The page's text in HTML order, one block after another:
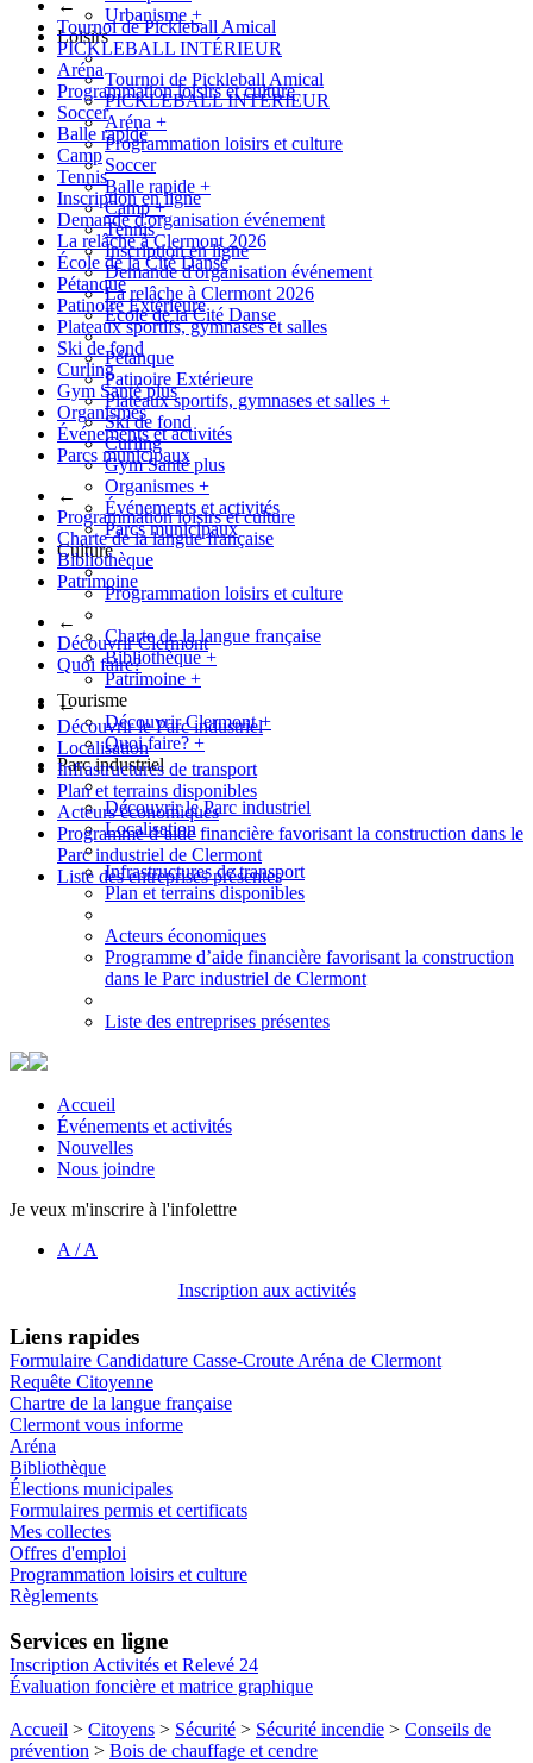
←
Tournoi de Pickleball Amical
PICKLEBALL INTÉRIEUR
Aréna
Programmation loisirs et culture
Soccer
Balle rapide
Camp
Tennis
Inscription en ligne
Demande d'organisation événement
La relâche à Clermont 2026
École de la Cité Danse
Pétanque
Patinoire Extérieure
Plateaux sportifs, gymnases et salles
Ski de fond
Curling
Gym Santé plus
Organismes
Événements et activités
Parcs municipaux
←
Programmation loisirs et culture
Charte de la langue française
Bibliothèque
Patrimoine
←
Découvrir Clermont
Quoi faire?
←
Découvrir le Parc industriel
Localisation
Infrastructures de transport
Plan et terrains disponibles
Acteurs économiques
Programme d’aide financière favorisant la construction dans le
Parc industriel de Clermont
Liste des entreprises présentes
Urbanisme +
Loisirs
Tournoi de Pickleball Amical
PICKLEBALL INTÉRIEUR
Aréna +
Programmation loisirs et culture
Soccer
Balle rapide +
Camp+
Tennis
Inscription en ligne
Demande d'organisation événement
La relâche à Clermont 2026
École de la Cité Danse
Pétanque
Patinoire Extérieure
Plateaux sportifs, gymnases et salles +
Ski de fond
Curling
Gym Santé plus
Organismes +
Événements et activités
Parcs municipaux
Culture
Programmation loisirs et culture
Charte de la langue française
Bibliothèque+
Patrimoine +
Tourisme
Découvrir Clermont+
Quoi faire? +
Parc industriel
Découvrir le Parc industriel
Localisation
Infrastructures de transport
Plan et terrains disponibles
Acteurs économiques
Programme d’aide financière favorisant la construction
dans le Parc industriel de Clermont
Liste des entreprises présentes
Accueil
Événements et activités
Nouvelles
Nous joindre
Je veux m'inscrire à l'infolettre
A /A
Inscription aux activités
Liens rapides
Formulaire Candidature Casse-Croute Aréna de Clermont
Requête Citoyenne
Chartre de la langue française
Clermont vous informe
Aréna
Bibliothèque
Élections municipales
Formulaires permis et certificats
Mes collectes
Offres d'emploi
Programmation loisirs et culture
Règlements
Services en ligne
Inscription Activités et Relevé 24
Évaluation foncière et matrice graphique
Accueil > Citoyens > Sécurité > Sécurité incendie > Conseils de
prévention > Bois de chauffage et cendre